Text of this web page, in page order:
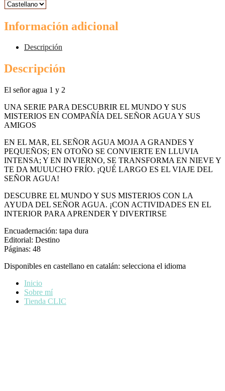
Información adicional
Descripción
Descripción
El señor agua 1 y 2
UNA SERIE PARA DESCUBRIR EL MUNDO Y SUS
MISTERIOS EN COMPAÑÍA DEL SEÑOR AGUA Y SUS
AMIGOS
EN EL MAR, EL SEÑOR AGUA MOJA A GRANDES Y
PEQUEÑOS; EN OTOÑO SE CONVIERTE EN LLUVIA
INTENSA; Y EN INVIERNO, SE TRANSFORMA EN NIEVE Y
TE DA MUUUCHO FRÍO. ¡QUÉ LARGO ES EL VIAJE DEL
SEÑOR AGUA!
DESCUBRE EL MUNDO Y SUS MISTERIOS CON LA
AYUDA DEL SEÑOR AGUA. ¡CON ACTIVIDADES EN EL
INTERIOR PARA APRENDER Y DIVERTIRSE
Encuadernación: tapa dura
Editorial: Destino
Páginas: 48
Disponibles en castellano en catalán: selecciona el idioma
Inicio
Sobre mí
Tienda CLIC